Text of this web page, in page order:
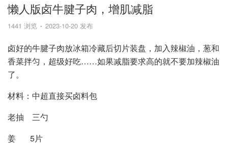
懒人版卤牛腱子肉，增肌减脂
1441 浏览 2023-10-20 发布
卤好的牛腱子肉放冰箱冷藏后切片装盘，加入辣椒油，葱和
香菜拌匀，超级好吃……如果减脂要求高的就不要加辣椒油
了。
材料：中超直接买卤料包
老抽 三勺
姜 5片